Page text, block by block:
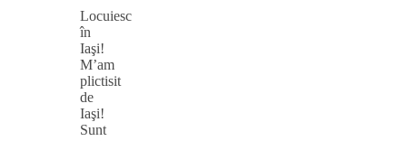
Locuiesc
în
Iaşi!
M’am
plictisit
de
Iaşi!
Sunt